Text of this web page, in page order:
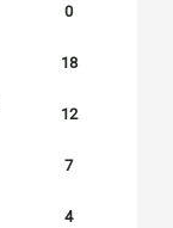
0
18
12
7
4